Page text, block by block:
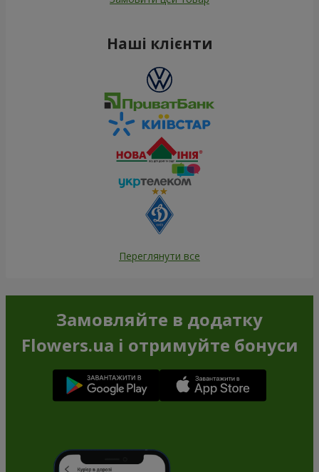
Наші клієнти
Переглянути все
Замовляйте в додатку
Flowers.ua і отримуйте бонуси